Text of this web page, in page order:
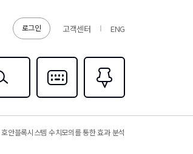
로그인 고객센터 ENG
다국어입력
즐겨찾기0
안블록시스템 수치모의를 통한 효과 분석